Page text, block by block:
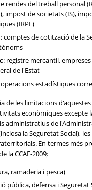
rendes del treball personal
impost de societats (IS),
(IRPF)
: comptes de cotització de la
: registre mercantil,
de l'Estat
operacions estadístiques
de les limitacions
econòmiques excepte
administratius de
la Seguretat Social),
En termes més
laCCAE-2009:
ramaderia i pesca)
pública, defensa i Seguretat